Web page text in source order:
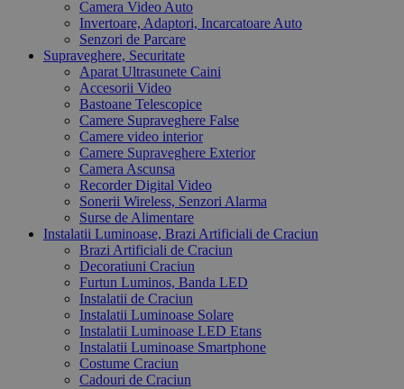
Camera Video Auto
Invertoare, Adaptori, Incarcatoare Auto
Senzori de Parcare
Supraveghere, Securitate
Aparat Ultrasunete Caini
Accesorii Video
Bastoane Telescopice
Camere Supraveghere False
Camere video interior
Camere Supraveghere Exterior
Camera Ascunsa
Recorder Digital Video
Sonerii Wireless, Senzori Alarma
Surse de Alimentare
Instalatii Luminoase, Brazi Artificiali de Craciun
Brazi Artificiali de Craciun
Decoratiuni Craciun
Furtun Luminos, Banda LED
Instalatii de Craciun
Instalatii Luminoase Solare
Instalatii Luminoase LED Etans
Instalatii Luminoase Smartphone
Costume Craciun
Cadouri de Craciun